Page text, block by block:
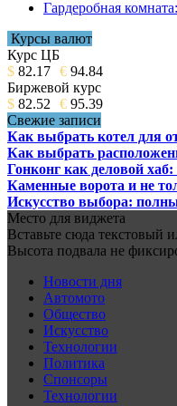
Гардеробная
Курсы валют
Курс ЦБ
$ 82.17 € 94.84
Биржевой курс
$ 82.52 € 95.39
Свежие записи
Как выбрать котел для
Как выбрать
Гонконг как деловой
Каменные ворота и не
Искусство выбора:
Место для виджета
Вставьте сюда текстовый
Высота подвала не
Новости дня
Автомото
Общество
Искусство
Технологии
Политика
Спонсоры
Технологии